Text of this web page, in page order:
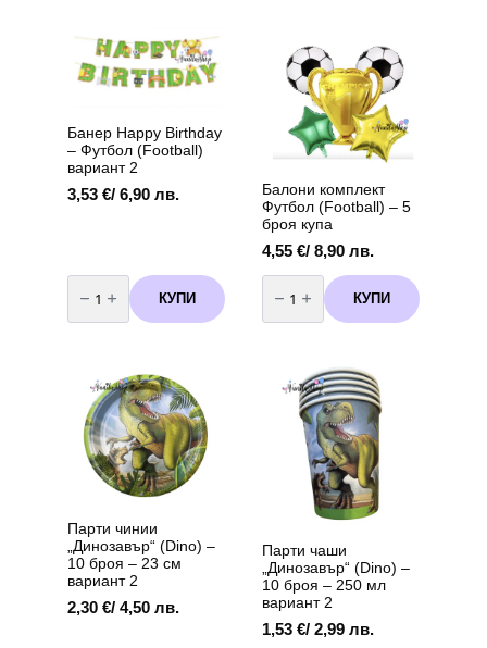
употреба
балона
Банер Happy Birthday
– Футбол (Football)
вариант 2
3,53 €/ 6,90 лв.
количество
за
Банер
Happy
(Football)
вариант
КУПИ
Балони комплект
Футбол (Football) – 5
броя купа
4,55 €/ 8,90 лв.
количество
за
Балони
комплект
броя
КУПИ
Парти чинии
„Динозавър“ (Dino) –
10 броя – 23 см
вариант 2
2,30 €/ 4,50 лв.
Парти чаши
„Динозавър“ (Dino) –
10 броя – 250 мл
вариант 2
1,53 €/ 2,99 лв.